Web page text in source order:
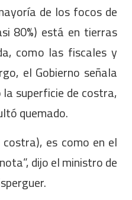
de los focos de
80%) está en tierras
como las fiscales y
el Gobierno señala
superficie de costra,
quemado.
es como en el
dijo el ministro de